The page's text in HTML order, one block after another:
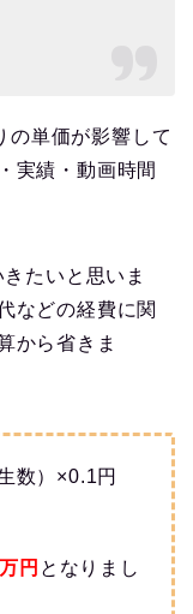
の単価が影響して
実績・動画時間
たいと思いま
などの経費に関
から省きま
数）×0.1円
万円 となりまし